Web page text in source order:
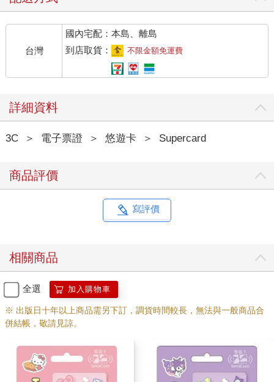
台灣
國內宅配：本島、離島
到店取貨：
不限金額免運費
詳細資料
3C ＞ 電子票證 ＞ 悠遊卡 ＞ Supercard
商品評價
寫評價
相關商品
全選 加入購物車
※ 出版日十年以上商品需另下訂，調貨時間較長，無法與一般商品合
併結帳，敬請見諒。